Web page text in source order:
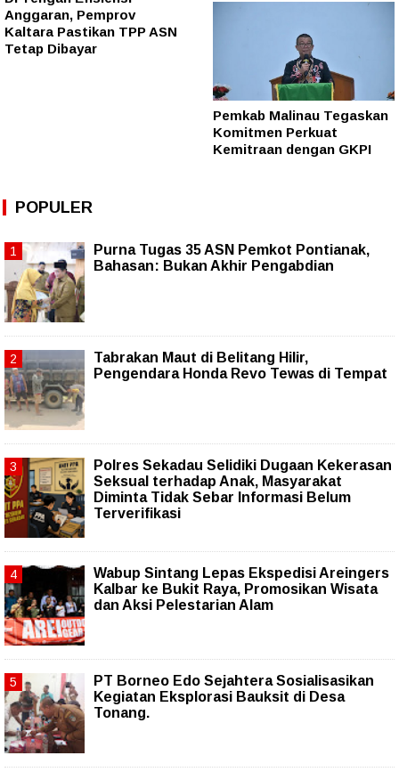
Anggaran, Pemprov
Kaltara Pastikan TPP ASN
Tetap Dibayar
Pemkab Malinau Tegaskan
Komitmen Perkuat
Kemitraan dengan GKPI
POPULER
Purna Tugas 35 ASN Pemkot Pontianak,
Bahasan: Bukan Akhir Pengabdian
Tabrakan Maut di Belitang Hilir,
Pengendara Honda Revo Tewas di Tempat
Polres Sekadau Selidiki Dugaan Kekerasan
Seksual terhadap Anak, Masyarakat
Diminta Tidak Sebar Informasi Belum
Terverifikasi
Wabup Sintang Lepas Ekspedisi Areingers
Kalbar ke Bukit Raya, Promosikan Wisata
dan Aksi Pelestarian Alam
PT Borneo Edo Sejahtera Sosialisasikan
Kegiatan Eksplorasi Bauksit di Desa
Tonang.